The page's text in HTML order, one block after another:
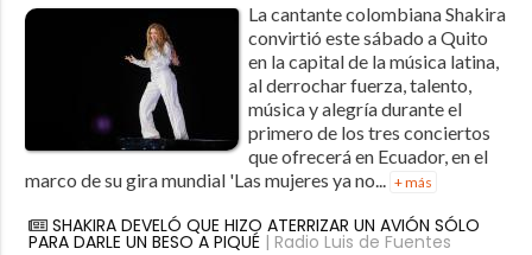
La cantante colombiana Shakira
convirtió este sábado a Quito
en la capital de la música latina,
al derrochar fuerza, talento,
música y alegría durante el
primero de los tres conciertos
que ofrecerá en Ecuador, en el
marco de su gira mundial 'Las mujeres ya no... + más
SHAKIRA DEVELÓ QUE HIZO ATERRIZAR UN AVIÓN SÓLO
PARA DARLE UN BESO A PIQUÉ| Radio Luis de Fuentes